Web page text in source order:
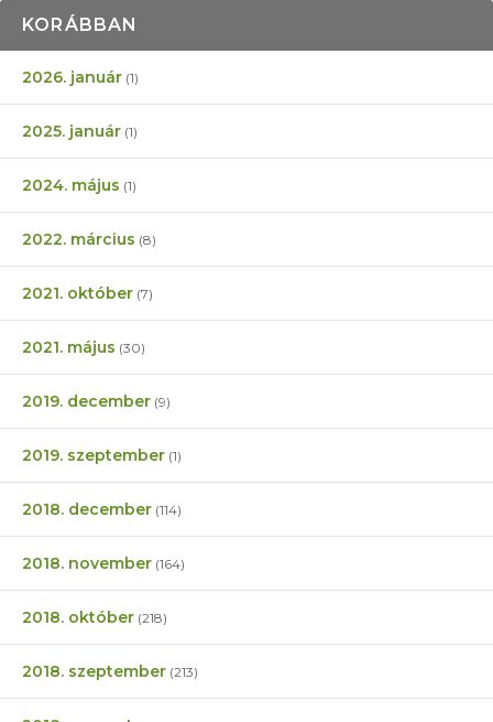
KORÁBBAN
2026. január (1)
2025. január (1)
2024. május (1)
2022. március (8)
2021. október (7)
2021. május (30)
2019. december (9)
2019. szeptember (1)
2018. december (114)
2018. november (164)
2018. október (218)
2018. szeptember (213)